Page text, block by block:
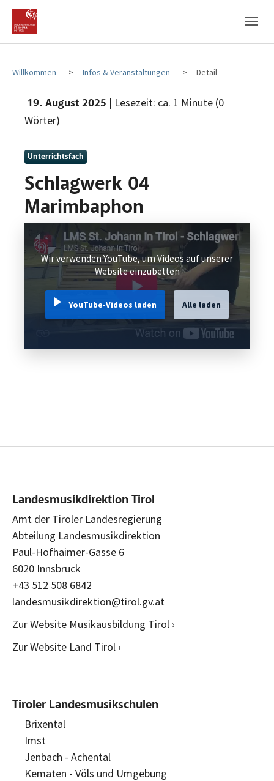
Zum Hauptinhalt
Zum Fußbereich
Willkommen Infos & Veranstaltungen Detail
19. August 2025 | Lesezeit: ca. 1 Minute (0
Wörter)
Unterrichtsfach
Schlagwerk 04
Marimbaphon
Wir verwenden YouTube, um Videos auf unserer
Website einzubetten
YouTube-Videos laden Alle laden
Landesmusikdirektion Tirol
Amt der Tiroler Landesregierung
Abteilung Landesmusikdirektion
Paul-Hofhaimer-Gasse 6
6020 Innsbruck
+43 512 508 6842
landesmusikdirektion@tirol.gv.at
Zur Website Musikausbildung Tirol ›
Zur Website Land Tirol ›
Tiroler Landesmusikschulen
Brixental
Imst
Jenbach - Achental
Kematen - Völs und Umgebung